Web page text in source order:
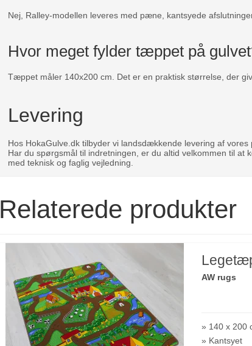
Nej, Ralley-modellen leveres med pæne, kantsyede
Hvor meget fylder tæppet på
Tæppet måler 140x200 cm. Det er en praktisk størrelse, der
Levering
Hos HokaGulve.dk tilbyder vi landsdækkende levering af
Har du spørgsmål til indretningen, er du altid velkommen til at
med teknisk og faglig vejledning.
Relaterede produkter
AW rugs
» 140 x 200
» Kantsyet